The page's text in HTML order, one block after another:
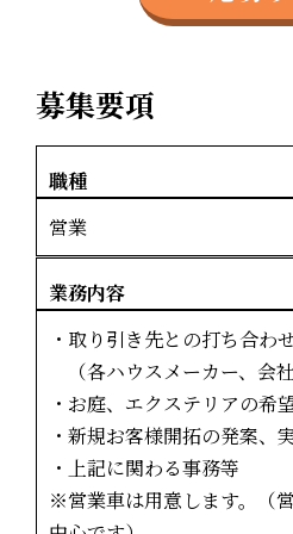
募集要項
職種
営業
業務内容
・取り引き先との打ち合わ
（各ハウスメーカー、会社
・お庭、エクステリアの希
・新規お客様開拓の発案、
・上記に関わる事務等
※営業車は用意します。（